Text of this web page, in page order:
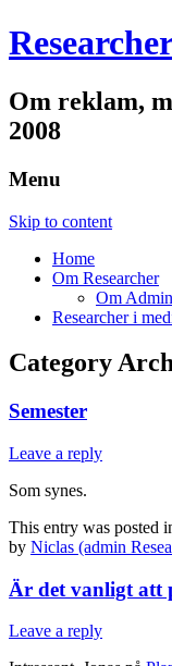
Om reklam,
2008
Menu
Skip to content
Home
Om Researcher
Om Admin
Researcher i
Category
Semester
Leave a reply
Som synes.
This entry was posted
by Niclas (admin
Är det vanligt att
Leave a reply